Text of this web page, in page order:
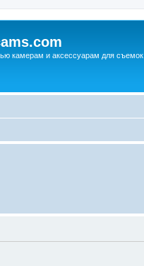
камерам и аксессуарам для съемок